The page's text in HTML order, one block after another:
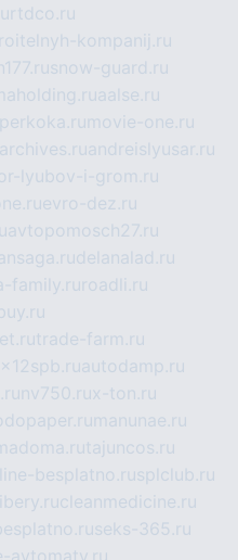
rtdco.ru
kompanij.ru
snow-guard.ru
aalse.ru
perkoka.ru movie-one.ru
andreislyusar.ru
lyubov-i-grom.ru
evro-dez.ru
avtopomosch27.ru
delanalad.ru
family.ru roadli.ru
trade-farm.ru
autodamp.ru
nv750.rux-ton.ru
manunae.ru
madoma.rutajuncos.ru
besplatno.rusplclub.ru
ribery.rucleanmedicine.ru
seks-365.ru
avtomaty.ru